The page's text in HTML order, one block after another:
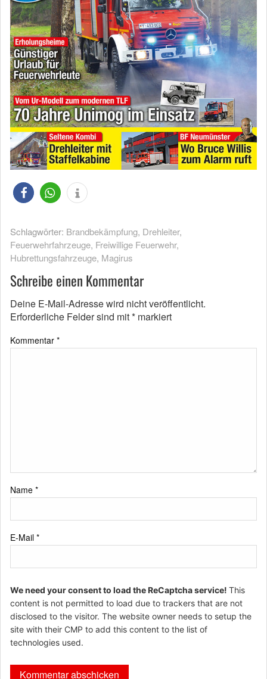
Schlagwörter: Brandbekämpfung, Drehleiter,
Feuerwehrfahrzeuge, Freiwillige Feuerwehr,
Hubrettungsfahrzeuge, Magirus
Schreibe einen Kommentar
Deine E-Mail-Adresse wird nicht veröffentlicht.
Erforderliche Felder sind mit* markiert
Kommentar *
Name *
E-Mail *
We need your consent to load the ReCaptcha service! This
content is not permitted to load due to trackers that are not
disclosed to the visitor. The website owner needs to setup the
site with their CMP to add this content to the list of
technologies used.